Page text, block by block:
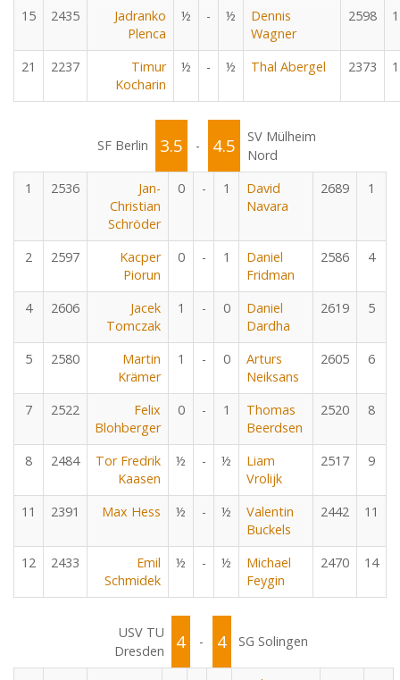
15
2435
Jadranko
Plenca
½ - ½
Dennis
Wagner
2598
21 2237
Timur
Kocharin
½ - ½ Thal Abergel 2373
SF Berlin 3.5 - 4.5
SV Mülheim
Nord
1
2536
Jan-
Christian
Schröder
0 - 1
David
Navara
2689 1
2 2597
Kacper
Piorun
0 - 1
Daniel
Fridman
2586 4
4 2606
Jacek
Tomczak
1 - 0
Daniel
Dardha
2619 5
5 2580
Martin
Krämer
1 - 0
Arturs
Neiksans
2605 6
7 2522
Felix
Blohberger
0 - 1
Thomas
Beerdsen
2520 8
8 2484
Tor Fredrik
Kaasen
½ - ½
Liam
Vrolijk
2517 9
11 2391 Max Hess ½ - ½
Valentin
Buckels
2442 11
12 2433
Emil
Schmidek
½ - ½
Michael
Feygin
2470 14
USV TU
Dresden
4 - 4 SG Solingen